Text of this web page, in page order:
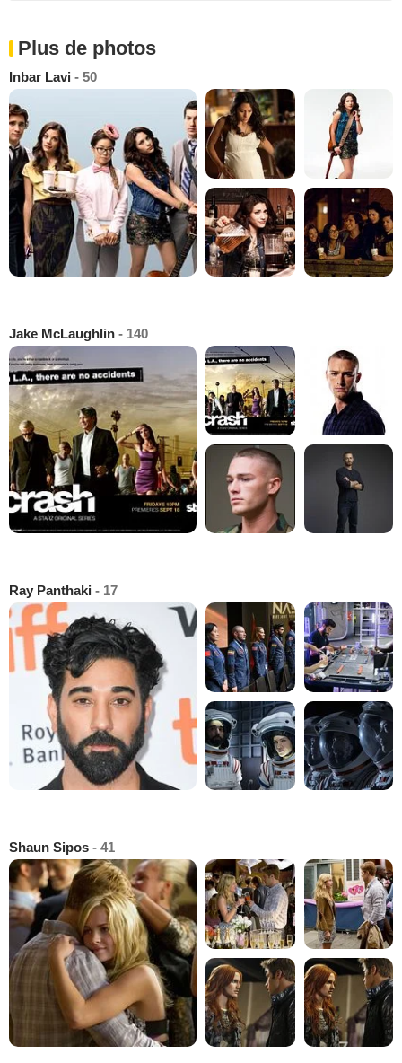
Plus de photos
Inbar Lavi - 50
Jake McLaughlin - 140
Ray Panthaki - 17
Shaun Sipos - 41